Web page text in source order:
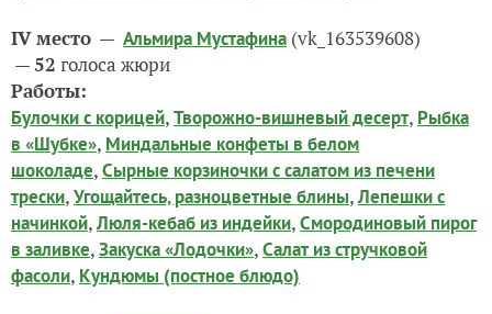
IV место — Альмира Мустафина (vk_163539608)
—52 голоса жюри
Работы:
Булочки с корицей,Творожно-вишневый десерт, Рыбка
в «Шубке», Миндальные конфеты в белом
шоколаде,Сырные корзиночки с салатом из печени
трески,Угощайтесь, разноцветные блины,Лепешки с
начинкой,Люля-кебаб из индейки,Смородиновый пирог
в заливке,Закуска «Лодочки»,Салат из стручковой
фасоли, Кундюмы (постное блюдо)